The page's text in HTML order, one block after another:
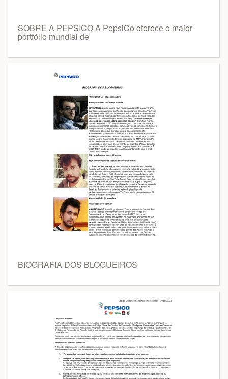
SOBRE A PEPSICO A PepsiCo oferece o maior
portfólio mundial de
BIOGRAFIA DOS BLOGUEIROS